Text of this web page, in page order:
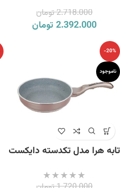
2.718.000تومان
2.392.000 تومان
-20%
ناموجود
تابه هرا مدل تکدسته دایکست